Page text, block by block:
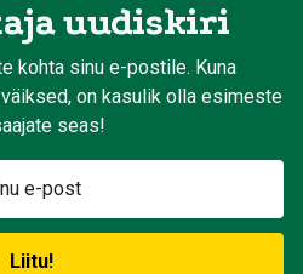
uudiskiri
kohta sinu e-postile. Kuna
on kasulik olla esimeste
seas!